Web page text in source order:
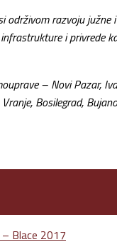
održivom razvoju
i privrede
– Novi Pazar,
Bosilegrad,
Blace 2017